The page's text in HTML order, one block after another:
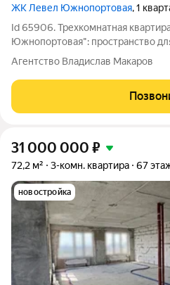
ЖК Левел Южнопортовая, 1
Id 65906. Трехкомнатная
Южнопортовая": пространство
монолитном квартале Перед вами
спроектированное
семьи или занятого
Агентство Владислав Макаров
31 000 000 ₽
72,2 м² 3-комн. квартира 67
новостройка